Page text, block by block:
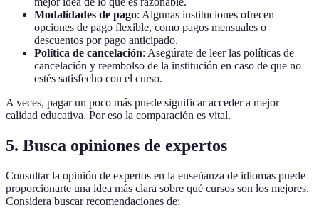
Modalidades de pago: Algunas instituciones ofrecen
opciones de pago flexible, como pagos mensuales o
descuentos por pago anticipado.
Política de cancelación: Asegúrate de leer las políticas de
cancelación y reembolso de la institución en caso de que no
estés satisfecho con el curso.
A veces, pagar un poco más puede significar acceder a mejor
calidad educativa. Por eso la comparación es vital.
5. Busca opiniones de expertos
Consultar la opinión de expertos en la enseñanza de idiomas puede
proporcionarte una idea más clara sobre qué cursos son los mejores.
Considera buscar recomendaciones de: